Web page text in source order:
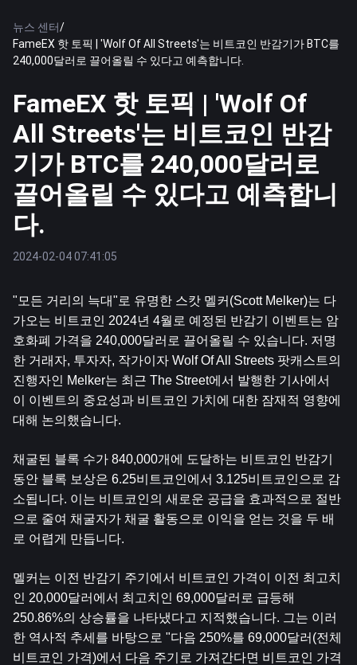
뉴스 센터/
FameEX 핫 토픽 | 'Wolf Of All Streets'는 비트코인 ​​반감기가 BTC를
240,000달러로 끌어올릴 수 있다고 예측합니다.
FameEX 핫 토픽 | 'Wolf Of
All Streets'는 비트코인 ​​반감
기가 BTC를 240,000달러로
끌어올릴 수 있다고 예측합니
다.
2024-02-04 07:41:05
"모든 거리의 늑대"로 유명한 스캇 멜커(Scott Melker)는 다
가오는 비트코인 2024년 4월로 예정된 반감기 이벤트는 암
호화폐 가격을 240,000달러로 끌어올릴 수 있습니다. 저명
한 거래자, 투자자, 작가이자 Wolf Of All Streets 팟캐스트의
진행자인 Melker는 최근 The Street에서 발행한 기사에서
이 이벤트의 중요성과 비트코인 ​​가치에 대한 잠재적 영향에
대해 논의했습니다.
채굴된 블록 수가 840,000개에 도달하는 비트코인 ​​반감기
동안 블록 보상은 6.25비트코인에서 3.125비트코인으로 감
소됩니다. 이는 비트코인의 새로운 공급을 효과적으로 절반
으로 줄여 채굴자가 채굴 활동으로 이익을 얻는 것을 두 배
로 어렵게 만듭니다.
멜커는 이전 반감기 주기에서 비트코인 ​​가격이 이전 최고치
인 20,000달러에서 최고치인 69,000달러로 급등해
250.86%의 상승률을 나타냈다고 지적했습니다. 그는 이러
한 역사적 추세를 바탕으로 "다음 250%를 69,000달러(전체
비트코인 ​​가격)에서 다음 주기로 가져간다면 비트코인 ​​가격